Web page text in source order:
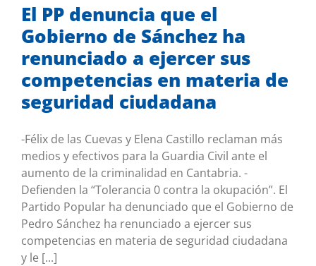
El PP denuncia que el
Gobierno de Sánchez ha
renunciado a ejercer sus
competencias en materia de
seguridad ciudadana
-Félix de las Cuevas y Elena Castillo reclaman más
medios y efectivos para la Guardia Civil ante el
aumento de la criminalidad en Cantabria. -
Defienden la “Tolerancia 0 contra la okupación”. El
Partido Popular ha denunciado que el Gobierno de
Pedro Sánchez ha renunciado a ejercer sus
competencias en materia de seguridad ciudadana
y le [...]